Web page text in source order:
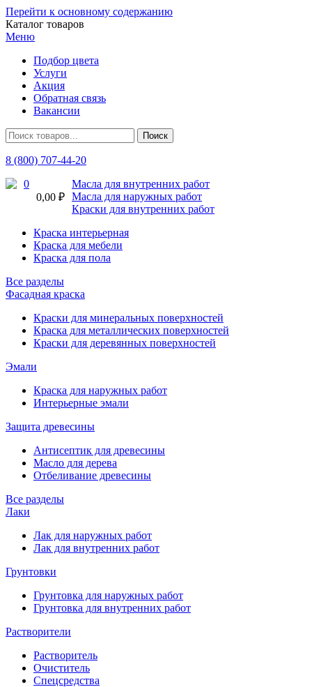
Перейти к основному содержанию
Каталог товаров
Меню
Подбор цвета
Услуги
Акция
Обратная связь
Вакансии
8 (800) 707-44-20
0
0,00 ₽
Масла для внутренних работ
Масла для наружных работ
Краски для внутренних работ
Краска интерьерная
Краска для мебели
Краска для пола
Все разделы
Фасадная краска
Краски для минеральных поверхностей
Краска для металлических поверхностей
Краски для деревянных поверхностей
Эмали
Краска для наружных работ
Интерьерные эмали
Защита древесины
Антисептик для древесины
Масло для дерева
Отбеливание древесины
Все разделы
Лаки
Лак для наружных работ
Лак для внутренних работ
Грунтовки
Грунтовка для наружных работ
Грунтовка для внутренних работ
Растворители
Растворитель
Очиститель
Спецсредства